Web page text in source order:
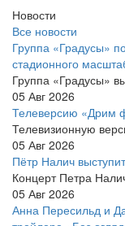
Новости
Все новости
Группа «Градусы»
стадионного
Группа «Градусы»
05 Авг 2026
Телеверсию «Дрим
Телевизионную
05 Авг 2026
Пётр Налич
Концерт Петра
05 Авг 2026
Анна Пересильд и